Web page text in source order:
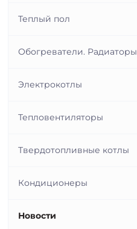
Теплый пол
Обогреватели. Радиаторы
Электрокотлы
Тепловентиляторы
Твердотопливные котлы
Кондиционеры
Новости